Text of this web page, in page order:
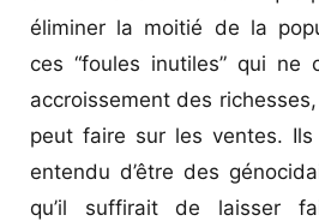
éliminer la moitié de la
ces “foules inutiles” qui ne
accroissement des
peut faire sur les ventes.
entendu d’être des
qu’il suffirait de laisser